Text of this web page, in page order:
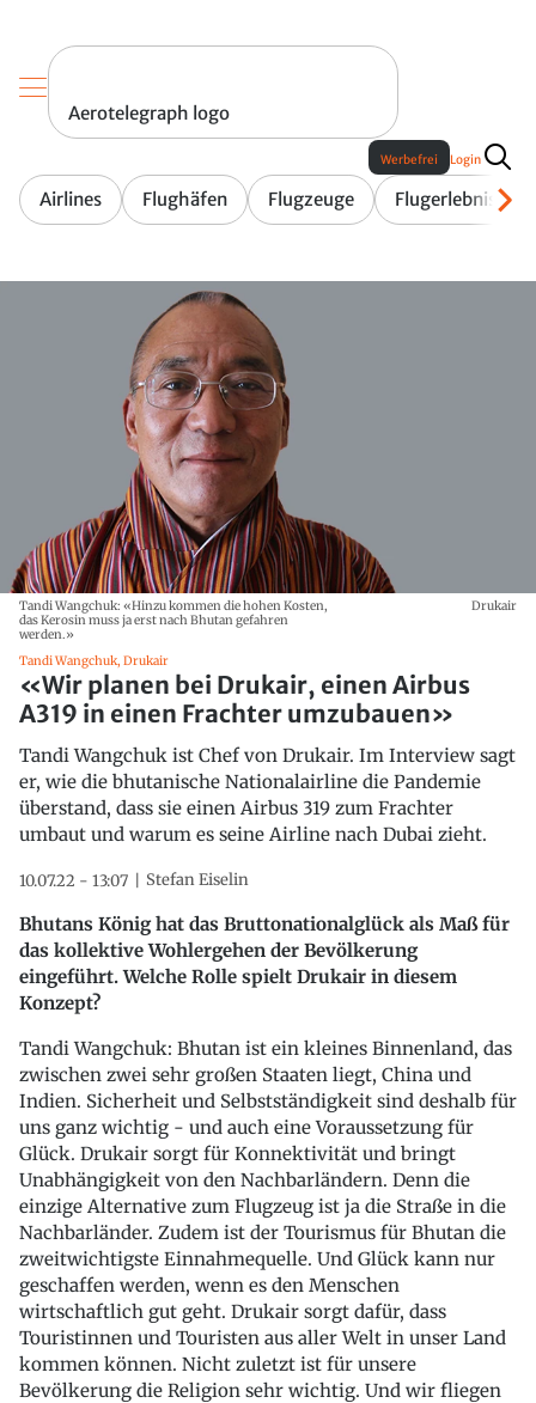
Aerotelegraph logo
Airlines Flughäfen Flugzeuge Flugerlebnis
Werbefrei Login
Tandi Wangchuk: «Hinzu kommen die hohen Kosten,
das Kerosin muss ja erst nach Bhutan gefahren
werden.»
Drukair
Tandi Wangchuk, Drukair
«Wir planen bei Drukair, einen Airbus
A319 in einen Frachter umzubauen»
Tandi Wangchuk ist Chef von Drukair. Im Interview sagt
er, wie die bhutanische Nationalairline die Pandemie
überstand, dass sie einen Airbus 319 zum Frachter
umbaut und warum es seine Airline nach Dubai zieht.
10.07.22 - 13:07 Stefan Eiselin
Bhutans König hat das Bruttonationalglück als Maß für
das kollektive Wohlergehen der Bevölkerung
eingeführt. Welche Rolle spielt Drukair in diesem
Konzept?
Tandi Wangchuk: Bhutan ist ein kleines Binnenland, das
zwischen zwei sehr großen Staaten liegt, China und
Indien. Sicherheit und Selbstständigkeit sind deshalb für
uns ganz wichtig - und auch eine Voraussetzung für
Glück. Drukair sorgt für Konnektivität und bringt
Unabhängigkeit von den Nachbarländern. Denn die
einzige Alternative zum Flugzeug ist ja die Straße in die
Nachbarländer. Zudem ist der Tourismus für Bhutan die
zweitwichtigste Einnahmequelle. Und Glück kann nur
geschaffen werden, wenn es den Menschen
wirtschaftlich gut geht. Drukair sorgt dafür, dass
Touristinnen und Touristen aus aller Welt in unser Land
kommen können. Nicht zuletzt ist für unsere
Bevölkerung die Religion sehr wichtig. Und wir fliegen